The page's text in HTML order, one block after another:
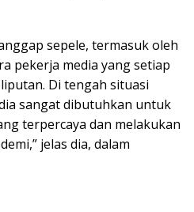
sepele, termasuk oleh
pekerja media yang setiap
Di tengah situasi
sangat dibutuhkan untuk
terpercaya dan melakukan
jelas dia, dalam